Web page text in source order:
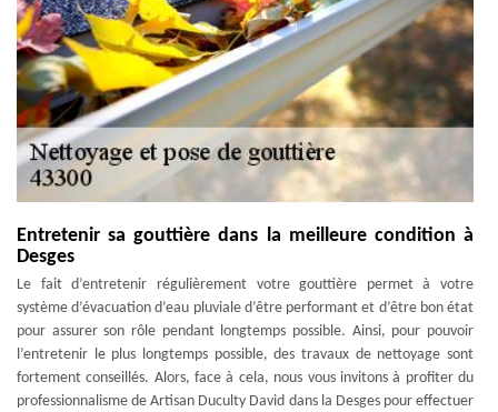
Entretenir sa gouttière dans la meilleure condition à
Desges
Le fait d’entretenir régulièrement votre gouttière permet à votre
système d’évacuation d’eau pluviale d’être performant et d’être bon état
pour assurer son rôle pendant longtemps possible. Ainsi, pour pouvoir
l’entretenir le plus longtemps possible, des travaux de nettoyage sont
fortement conseillés. Alors, face à cela, nous vous invitons à profiter du
professionnalisme de Artisan Duculty David dans la Desges pour effectuer